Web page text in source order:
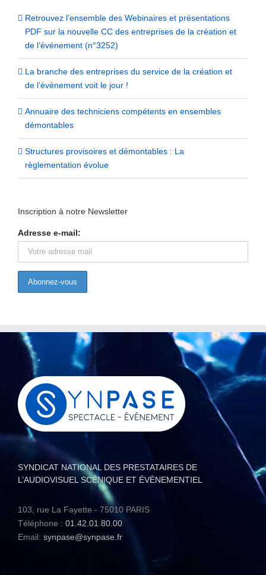
Retrouvez l’ensemble des Webinaires et présentations
PDF sur la nouvelle CC des entreprises de la création et
de l’événement (n°3252)
La branche des entreprises du service de la création et
de l’événement voit le jour !
Annuaire des techniciens compétents en ensembles
démontables
Structures provisoires et démontables : La
règlementation évolue
Inscription à notre Newsletter
Adresse e-mail:
SYNDICAT NATIONAL DES PRESTATAIRES DE
L’AUDIOVISUEL SCÉNIQUE ET ÉVÈNEMENTIEL
103, rue La Fayette - 75010 PARIS
Téléphone : 01.42.01.80.00
Email: synpase@synpase.fr